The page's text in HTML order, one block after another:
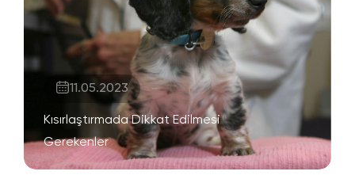
11.05.2023
Kısırlaştırmada Dikkat Edilmesi
Gerekenler